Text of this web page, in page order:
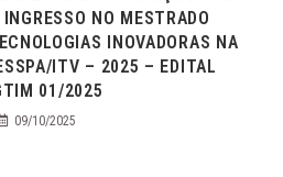
NO MESTRADO
INOVADORAS NA
ITV – 2025 – EDITAL
01/2025
09/10/2025